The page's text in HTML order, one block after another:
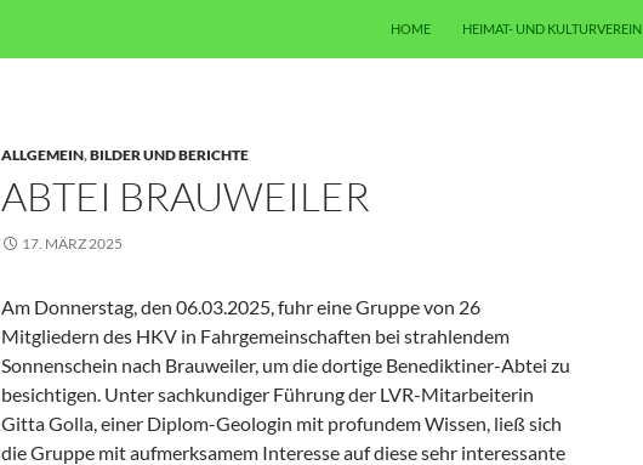
HOME
HEIMAT- UND KULTURVEREIN
ALLGEMEIN,BILDER UND BERICHTE
ABTEI BRAUWEILER
17. MÄRZ 2025
Am Donnerstag, den 06.03.2025, fuhr eine Gruppe von 26
Mitgliedern des HKV in Fahrgemeinschaften bei strahlendem
Sonnenschein nach Brauweiler, um die dortige Benediktiner-Abtei zu
besichtigen. Unter sachkundiger Führung der LVR-Mitarbeiterin
Gitta Golla, einer Diplom-Geologin mit profundem Wissen, ließ sich
die Gruppe mit aufmerksamem Interesse auf diese sehr interessante